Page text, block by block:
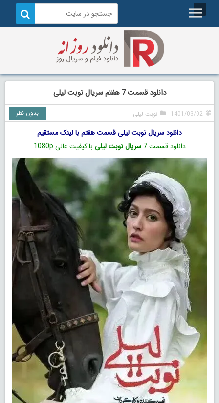
دانلود قسمت 7 هفتم سریال نوبت لیلی
1401/03/02 نوبت لیلی بدون نظر
دانلود سریال نوبت لیلی قسمت هفتم با لینک مستقیم
دانلود قسمت 7 سریال نوبت لیلی با کیفیت عالی 1080p